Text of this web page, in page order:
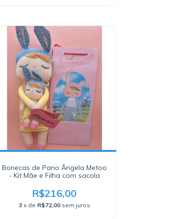
Bonecas de Pano Ângela Metoo
- Kit Mãe e Filha com sacola
R$216,00
3 x de R$72,00 sem juros